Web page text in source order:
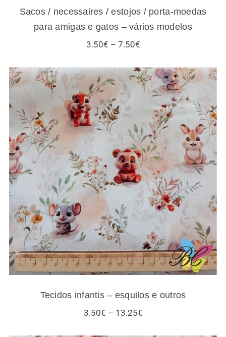
Sacos / necessaires / estojos / porta-moedas
para amigas e gatos – vários modelos
3.50€ – 7.50€Price
through
7.50€
Tecidos infantis – esquilos e outros
Tecidos infantis – esquilos e outros
3.50€ – 13.25€Price